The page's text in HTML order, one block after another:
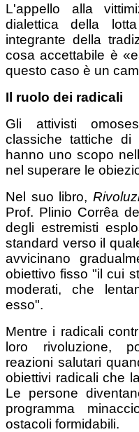
L'appello alla
dialettica della
integrante della
cosa accettabile è
questo caso è un
Il ruolo dei radicali
Gli attivisti
classiche tattiche di
hanno uno scopo
nel superare le
Nel suo libro,
Prof. Plinio Corrêa
degli estremisti
standard verso il
avvicinano
obiettivo fisso "il cui
moderati, che
esso".
Mentre i radicali
loro rivoluzione,
reazioni salutari
obiettivi radicali che
Le persone
programma
ostacoli formidabili.